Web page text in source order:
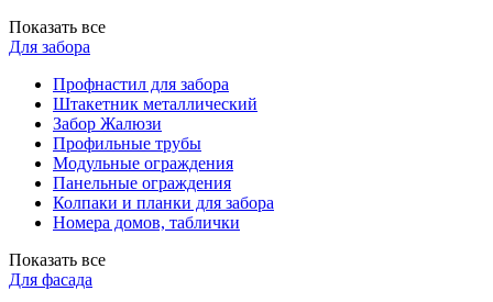
Показать все
Для забора
Профнастил для забора
Штакетник металлический
Забор Жалюзи
Профильные трубы
Модульные ограждения
Панельные ограждения
Колпаки и планки для забора
Номера домов, таблички
Показать все
Для фасада